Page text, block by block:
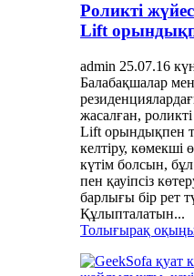
Роликті
Lift
admin 25.07.16
Балабақшалар
жасалған,
Lift орындықпен
келтіру, көмекші
күтім болсын,
пен қауіпсіз
барлығы бір рет
Құлыпталатын...
Толығырақ